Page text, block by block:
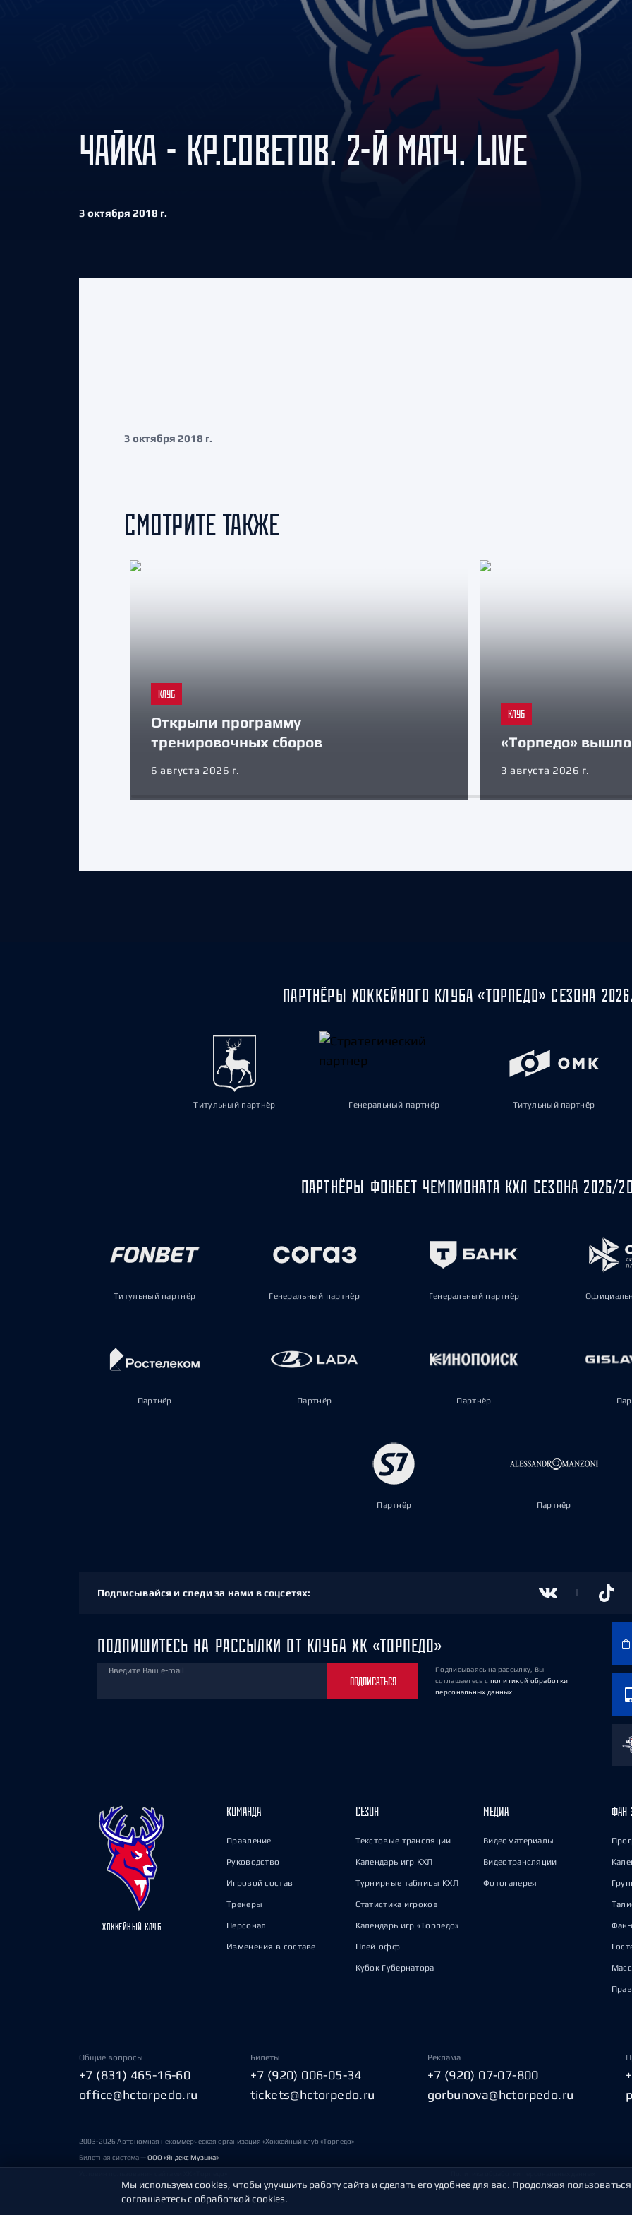
Амур
Барыс
Салават Юлаев
Сибирь
ЧАЙКА - КР.СОВЕТОВ. 2-Й МАТЧ. LIVE
3 октября 2018 г.
3 октября 2018 г.
СМОТРИТЕ ТАКЖЕ
КЛУБ
Открыли программу
тренировочных сборов
6 августа 2026 г.
КЛУБ
«Торпедо» вышло
3 августа 2026 г.
ПАРТНЁРЫ ХОККЕЙНОГО КЛУБА «ТОРПЕДО» СЕЗОНА
Титульный партнёр Генеральный партнёр Титульный партнёр
ПАРТНЁРЫ ФОНБЕТ ЧЕМПИОНАТА КХЛ СЕЗОНА 2026/
Титульный партнёр Генеральный партнёр Генеральный партнёр
Партнёр Партнёр Партнёр
Партнёр Партнёр
Подписывайся и следи за нами в соцсетях:
ПОДПИШИТЕСЬ НА РАССЫЛКИ ОТ КЛУБА ХК «ТОРПЕДО»
Введите Ваш e-mail
ПОДПИСАТЬСЯ
Подписываясь на рассылку, Вы
соглашаетесь с политикой обработки
персональных данных
ХОККЕЙНЫЙ КЛУБ
КОМАНДА
Правление
Руководство
Игровой состав
Тренеры
Персонал
Изменения в составе
СЕЗОН
Текстовые трансляции
Календарь игр КХЛ
Турнирные таблицы КХЛ
Статистика игроков
Календарь игр «Торпедо»
Плей-офф
Кубок Губернатора
МЕДИА
Видеоматериалы
Видеотрансляции
Фотогалерея
ФАН-
Фан-
Общие вопросы
+7 (831) 465-16-60
office@hctorpedo.ru
Билеты
+7 (920) 006-05-34
tickets@hctorpedo.ru
Реклама
+7 (920) 07-07-800
gorbunova@hctorpedo.ru
2003-2026 Автономная некоммерческая организация «Хоккейный клуб «Торпедо»
Билетная система —ООО «Яндекс Музыка»
Мы используем cookies, чтобы улучшить работу сайта и сделать его удобнее для вас. Продолжая
соглашаетесь с обработкой cookies.